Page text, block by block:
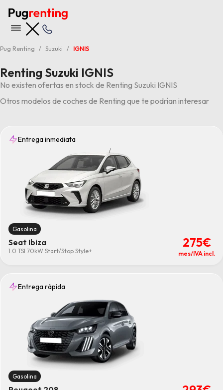
Pug Renting Suzuki IGNIS
Renting Suzuki IGNIS
No existen ofertas en stock de Renting Suzuki IGNIS
Otros modelos de coches de Renting que te podrían interesar
Entrega inmediata
Gasolina
Seat Ibiza
1.0 TSI 70kW Start/Stop Style+
275€
mes/IVA incl.
Entrega rápida
Gasolina